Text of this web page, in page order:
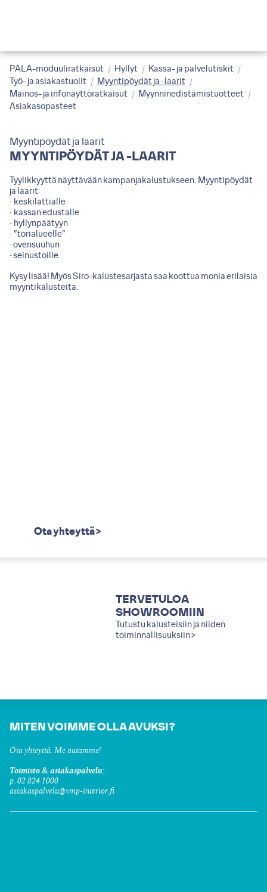
PALA-moduuliratkaisut Hyllyt
Kassa- ja palvelutiskit
Työ- ja asiakastuolit
Myyntipöydät ja -laarit
Mainos- ja infonäyttöratkaisut
Myynninedistämistuotteet
Asiakasopasteet
Myyntipöydät ja laarit
MYYNTIPÖYDÄT JA -LAARIT
Tyylikkyyttä näyttävään kampanjakalustukseen. Myyntipöydät
ja laarit:
• keskilattialle
• kassan edustalle
• hyllynpäätyyn
• ”torialueelle”
• ovensuuhun
• seinustoille
Kysy lisää! Myös Siro-kalustesarjasta saa koottua monia erilaisia
myyntikalusteita.
Ota yhteyttä >
TERVETULOA
SHOWROOMIIN
Tutustu kalusteisiin ja niiden
toiminnallisuuksiin >
MITEN VOIMME OLLA AVUKSI?
Ota yhteyttä. Me autamme!
Toimisto & asiakaspalvelu:
p. 02 824 1000
asiakaspalvelu@vmp-interior.fi